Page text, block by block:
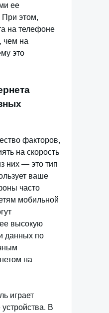
ее
этом,
на телефоне
чем на
это
факторов,
на скорость
них — это тип
ваше
часто
мобильной
высокую
данных по
на
играет
В